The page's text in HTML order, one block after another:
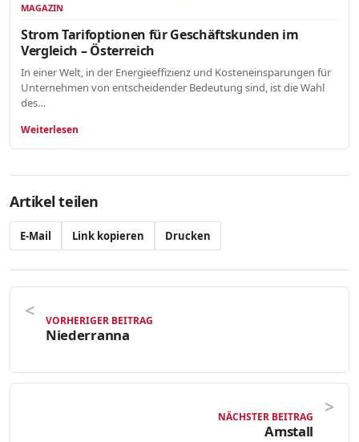
MAGAZIN
Strom Tarifoptionen für Geschäftskunden im
Vergleich – Österreich
In einer Welt, in der Energieeffizienz und Kosteneinsparungen für
Unternehmen von entscheidender Bedeutung sind, ist die Wahl
des…
Weiterlesen
Artikel teilen
E-Mail Link kopieren Drucken
VORHERIGER BEITRAG
Niederranna
NÄCHSTER BEITRAG
Amstall